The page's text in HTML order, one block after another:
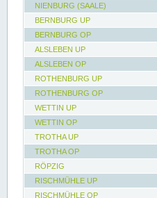
NIENBURG (SAALE)
BERNBURG UP
BERNBURG OP
ALSLEBEN UP
ALSLEBEN OP
ROTHENBURG UP
ROTHENBURG OP
WETTIN UP
WETTIN OP
TROTHA UP
TROTHA OP
RÖPZIG
RISCHMÜHLE UP
RISCHMÜHLE OP